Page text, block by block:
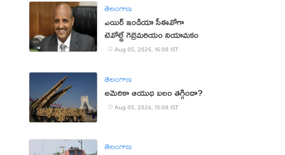
తెలంగాణ
ఎయిర్ ఇండియా సీఈవోగా
టెవోల్డే గెబ్రెమరియం నియామకం
Aug 05, 2026, 16:08 IST
తెలంగాణ
అమెరికా ఆయుధ బలం తగ్గిందా?
Aug 05, 2026, 15:08 IST
తెలంగాణ